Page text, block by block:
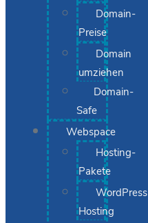
Domain-
Preise
Domain
umziehen
Domain-
Safe
Webspace
Hosting-
Pakete
WordPress
Hosting